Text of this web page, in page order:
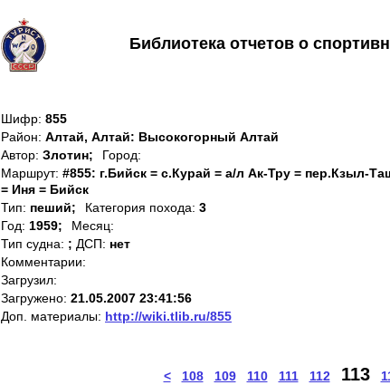
Библиотека отчетов о
Шифр: 855
Район: Алтай, Алтай: Высокогорный Алтай
Автор: Злотин;
Город:
Маршрут: #855: г.Бийск = с.Курай = а/л Ак-Тру = пер.Кзыл-
= Иня = Бийск
Тип: пеший; Категория похода: 3
Год: 1959;
Месяц:
Тип судна: ; ДСП: нет
Комментарии:
Загрузил:
Загружено: 21.05.2007 23:41:56
Доп. материалы: http://wiki.tlib.ru/855
< 108 109 110 111 112 113